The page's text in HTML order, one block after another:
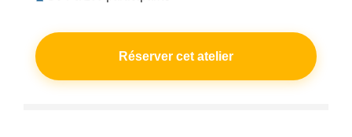
Réserver cet atelier